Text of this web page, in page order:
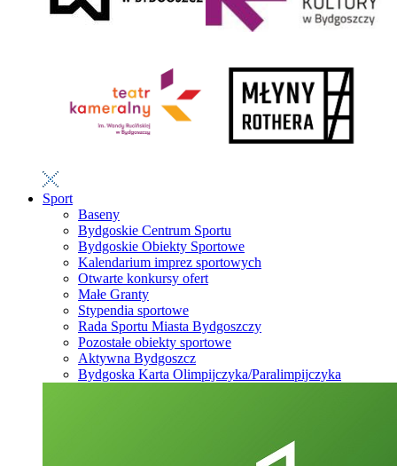
Sport
Baseny
Bydgoskie Centrum Sportu
Bydgoskie Obiekty Sportowe
Kalendarium imprez sportowych
Otwarte konkursy ofert
Małe Granty
Stypendia sportowe
Rada Sportu Miasta Bydgoszczy
Pozostałe obiekty sportowe
Aktywna Bydgoszcz
Bydgoska Karta Olimpijczyka/Paralimpijczyka